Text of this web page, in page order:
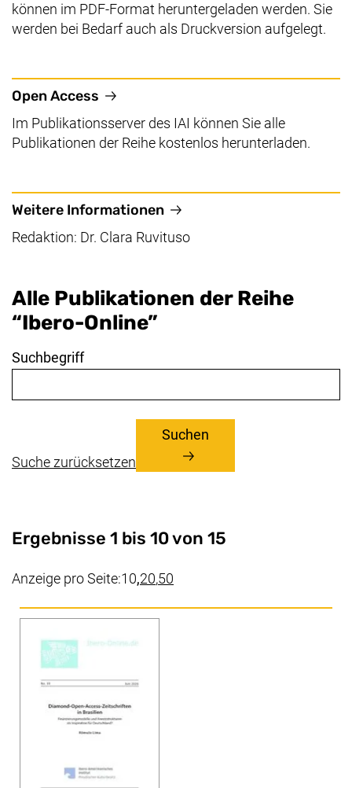
können im PDF-Format heruntergeladen werden. Sie
werden bei Bedarf auch als Druckversion aufgelegt.
Open Access (externer Link, öffnet neues Fenster)
Im Publikationsserver des IAI können Sie alle
Publikationen der Reihe kostenlos herunterladen.
Weitere Informationen(öffnet Ihr E-Mail-
Redaktion: Dr. Clara Ruvituso
Alle Publikationen der Reihe
“Ibero-Online”
Suchbegriff
Suche zurücksetzen
Suchen
Ergebnisse 1 bis 10 von 15
Anzeige pro Seite:10 (aktueller Wert)
,20,50